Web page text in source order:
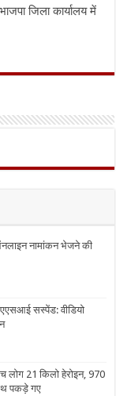
जिला कार्यालय में
नामांकन भेजने की
सस्पेंड: वीडियो
लोग 21 किलो हेरोइन, 970
पकड़े गए